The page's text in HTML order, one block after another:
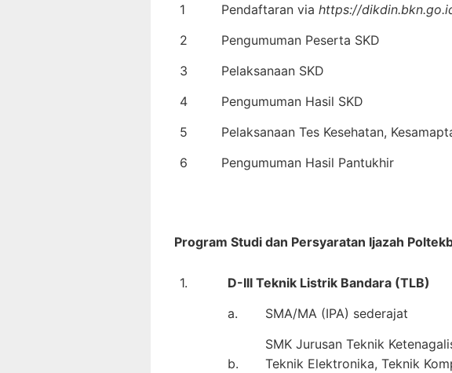
1
Pendaftaran via https://
2
Pengumuman Peserta SKD
3
Pelaksanaan SKD
4
Pengumuman Hasil SKD
5
Pelaksanaan Tes Kesehatan,
6
Pengumuman Hasil Pantukhir
Program Studi dan Persyaratan Ijazah
1.
D-III Teknik Listrik Bandara (TLB)
a.
SMA/MA (IPA) sederajat
b.
SMK Jurusan Teknik
Teknik Elektronika, Teknik